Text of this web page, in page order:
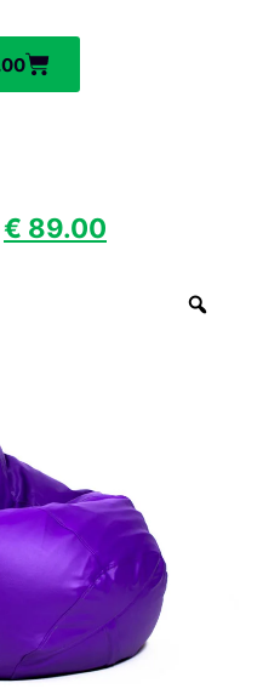
€ 89.00